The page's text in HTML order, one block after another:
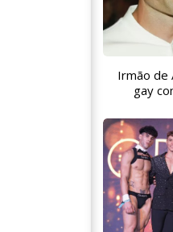
Irmão de
gay